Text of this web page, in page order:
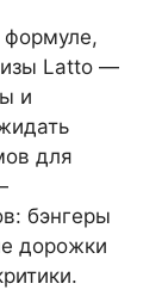
Latto —
и
для
бэнгеры
дорожки